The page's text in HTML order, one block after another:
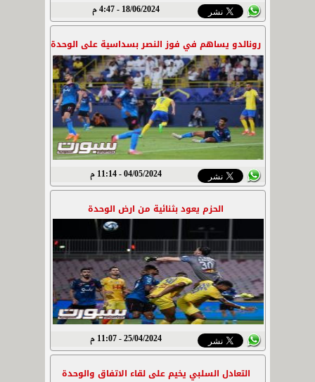
18/06/2024 - 4:47 م
رونالدو يساهم في فوز النصر بسداسية على الوحدة
04/05/2024 - 11:14 م
الحزم يعود بثنائية من ارض الوحدة
25/04/2024 - 11:07 م
التعادل السلبي يخيم على لقاء الاتفاق والوحدة